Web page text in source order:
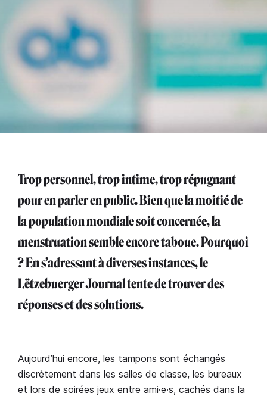
Trop personnel, trop intime, trop répugnant
pour en parler en public. Bien que la moitié de
la population mondiale soit concernée, la
menstruation semble encore taboue. Pourquoi
? En s’adressant à diverses instances, le
Lëtzebuerger Journal tente de trouver des
réponses et des solutions.
Aujourd’hui encore, les tampons sont échangés
discrètement dans les salles de classe, les bureaux
et lors de soirées jeux entre ami·e·s, cachés dans la